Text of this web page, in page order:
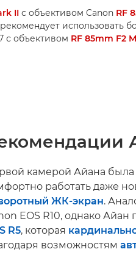
II с объективом Canon RF
использовать
с объективом RF 85mm F2
камерой Айана была
работать даже
ЖК-экран.
EOS R10, однако
R5, которая
возможностям